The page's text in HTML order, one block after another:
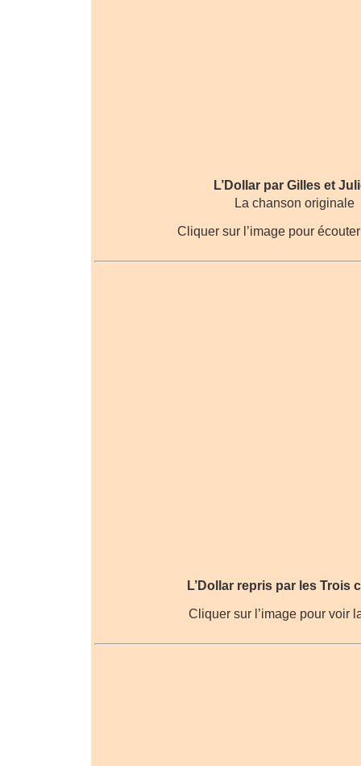
L’Dollar par Gilles et
La chanson originale
Cliquer sur l’image pour
L’Dollar repris par les Trois
Cliquer sur l’image pour voir